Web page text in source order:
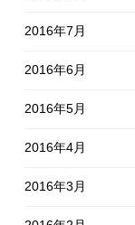
2016年7月
2016年6月
2016年5月
2016年4月
2016年3月